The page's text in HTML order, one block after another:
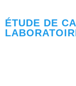
ÉTUDE DE